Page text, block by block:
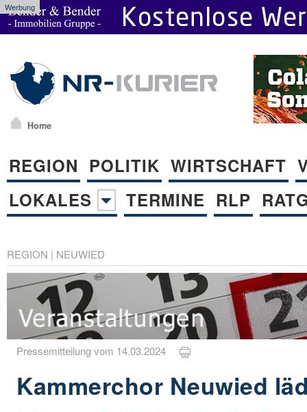
Werbung
Home
REGION POLITIK WIRTSCHAFT
LOKALES
TERMINE RLP
REGION | NEUWIED
Pressemitteilung vom 14.03.2024
Kammerchor Neuwied